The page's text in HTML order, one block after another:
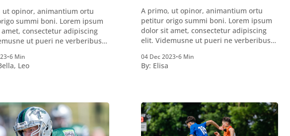
ut opinor, animantium ortu
summi boni. Lorem ipsum
consectetur adipiscing
ut pueri ne verberibus
deterreantur?
ením bonum exposuit
quod Graece, quam
Duo
•6 Min
, Leo
A primo, ut opinor, animantium ortu
petitur origo summi boni. Lorem ipsum
dolor sit amet, consectetur adipiscing
elit. Videmusne ut pueri ne verberibus
perquirendisque deterreantur?
Summum ením bonum exposuit
declarat voluptas. Duo
04 Dec 2023•6 Min
By: Elisa